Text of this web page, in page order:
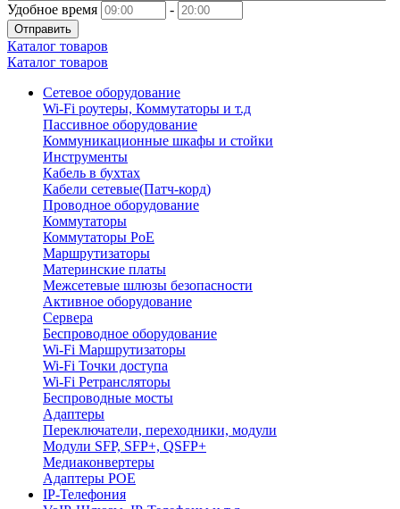
Удобное время -
Отправить
Каталог товаров
Каталог товаров
Сетевое оборудование
Wi-Fi роутеры, Коммутаторы и т.д
Пассивное оборудование
Коммуникационные шкафы и стойки
Инструменты
Кабель в бухтах
Кабели сетевые(Патч-корд)
Проводное оборудование
Коммутаторы
Коммутаторы PoE
Маршрутизаторы
Материнские платы
Межсетевые шлюзы безопасности
Активное оборудование
Сервера
Беспроводное оборудование
Wi-Fi Маршрутизаторы
Wi-Fi Точки доступа
Wi-Fi Ретрансляторы
Беспроводные мосты
Адаптеры
Переключатели, переходники, модули
Модули SFP, SFP+, QSFP+
Медиаконвертеры
Адаптеры POE
IP-Телефония